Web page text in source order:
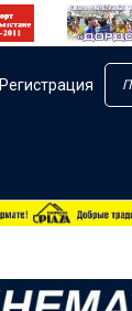
Регистрация